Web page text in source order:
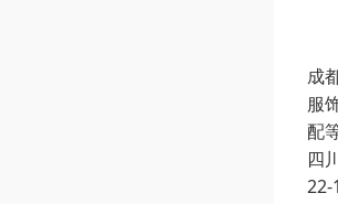
成
服
配
四
22-